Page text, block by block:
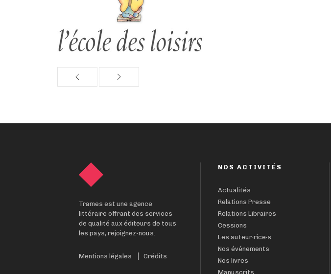
Trames est une agence
littéraire offrant des services
de qualité aux éditeurs de tous
les pays, rejoignez-nous.
Mentions légales Crédits
NOS ACTIVITÉS
Actualités
Relations Presse
Relations Libraires
Cessions
Les auteur·rice·s
Nos événements
Nos livres
Manuscrits